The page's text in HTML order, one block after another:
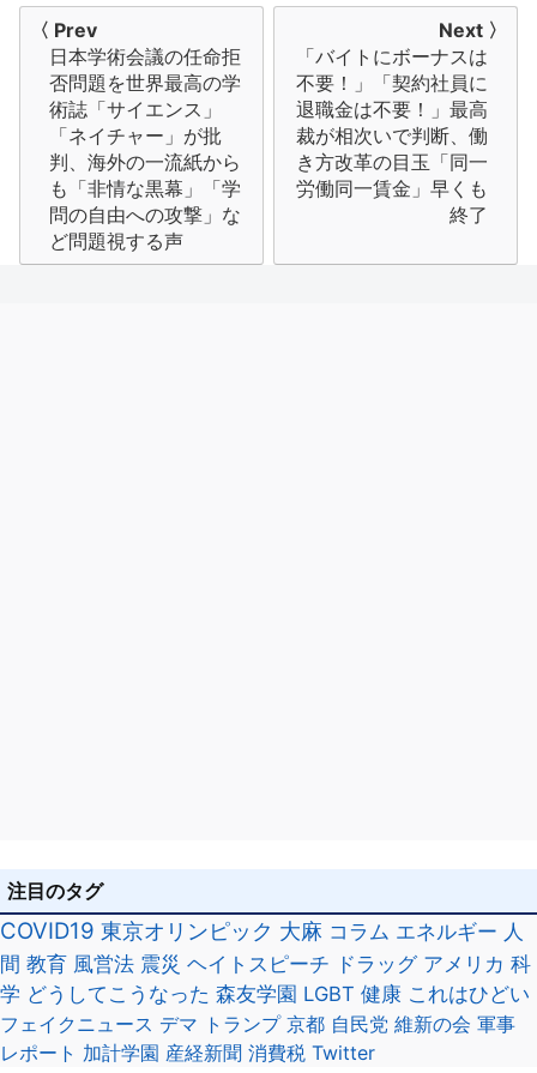
〈 Prev
日本学術会議の任命拒
否問題を世界最高の学
術誌「サイエンス」
「ネイチャー」が批
判、海外の一流紙から
も「非情な黒幕」「学
問の自由への攻撃」な
ど問題視する声
Next 〉
「バイトにボーナスは
不要！」「契約社員に
退職金は不要！」最高
裁が相次いで判断、働
き方改革の目玉「同一
労働同一賃金」早くも
終了
注目のタグ
COVID19 東京オリンピック 大麻 コラム エネルギー 人
間 教育 風営法 震災 ヘイトスピーチ ドラッグ アメリカ 科
学 どうしてこうなった 森友学園 LGBT 健康 これはひどい
フェイクニュース デマ トランプ 京都 自民党 維新の会 軍事
レポート 加計学園 産経新聞 消費税 Twitter